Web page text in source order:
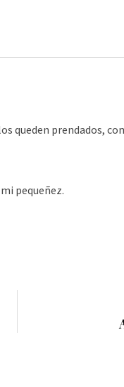
queden prendados,
pequeñez.